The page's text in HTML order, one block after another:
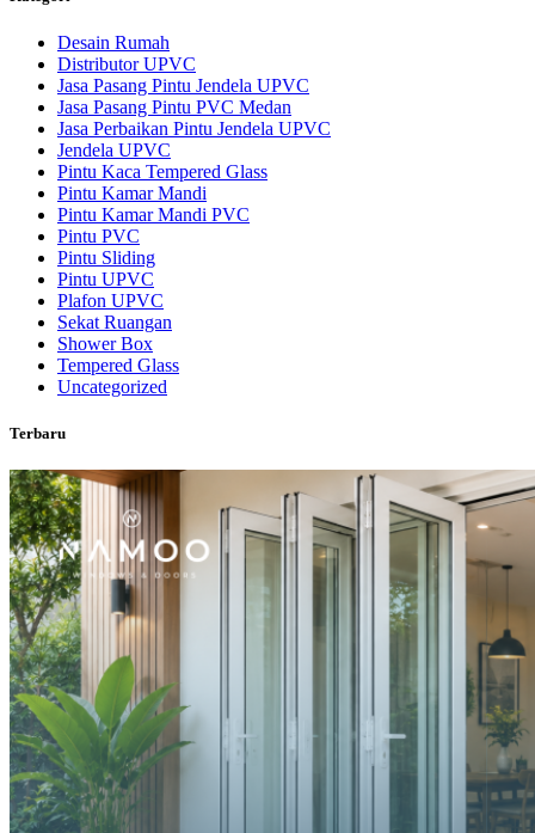
Desain Rumah
Distributor UPVC
Jasa Pasang Pintu Jendela UPVC
Jasa Pasang Pintu PVC Medan
Jasa Perbaikan Pintu Jendela UPVC
Jendela UPVC
Pintu Kaca Tempered Glass
Pintu Kamar Mandi
Pintu Kamar Mandi PVC
Pintu PVC
Pintu Sliding
Pintu UPVC
Plafon UPVC
Sekat Ruangan
Shower Box
Tempered Glass
Uncategorized
Terbaru